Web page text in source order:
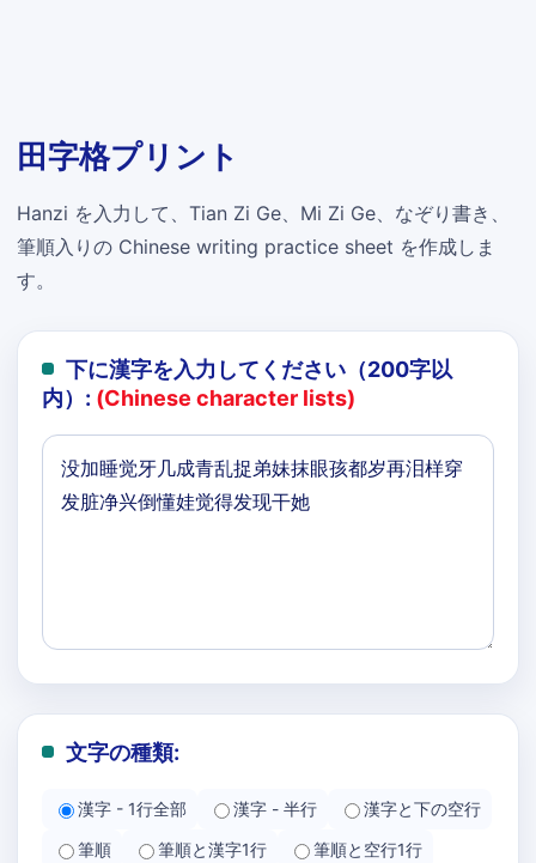
田字格プリント
Hanzi を入力して、Tian Zi Ge、Mi Zi Ge、なぞり書き、
筆順入りの Chinese writing practice sheet を作成しま
す。
下に漢字を入力してください（200字以
内）: (Chinese character lists)
文字の種類:
漢字 - 1行全部 漢字 - 半行
漢字と下の空行
筆順
筆順と漢字1行
筆順と空行1行